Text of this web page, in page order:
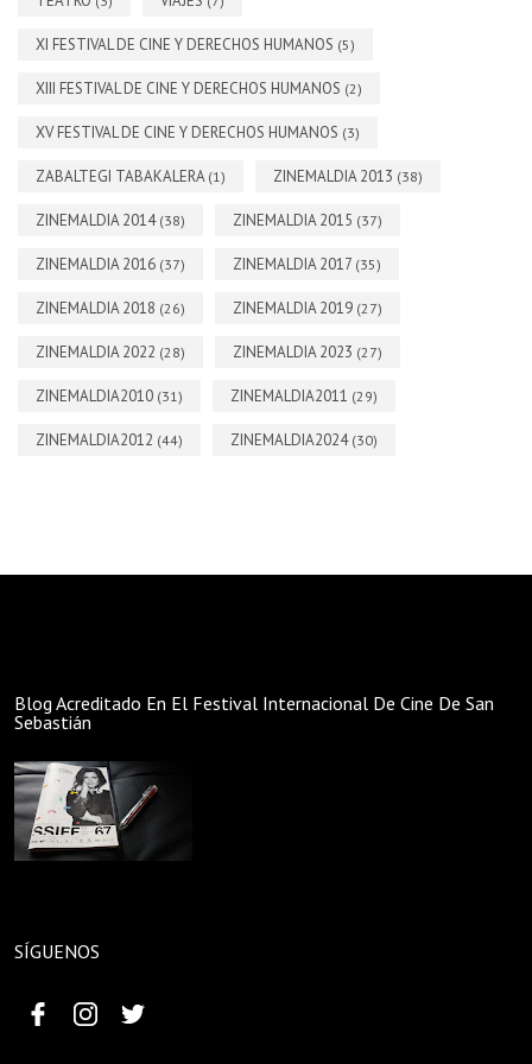
XI FESTIVAL DE CINE Y DERECHOS HUMANOS (5)
XIII FESTIVAL DE CINE Y DERECHOS HUMANOS (2)
XV FESTIVAL DE CINE Y DERECHOS HUMANOS (3)
ZABALTEGI TABAKALERA (1) ZINEMALDIA 2013 (38)
ZINEMALDIA 2014 (38) ZINEMALDIA 2015 (37)
ZINEMALDIA 2016 (37) ZINEMALDIA 2017 (35)
ZINEMALDIA 2018 (26) ZINEMALDIA 2019 (27)
ZINEMALDIA 2022 (28) ZINEMALDIA 2023 (27)
ZINEMALDIA2010 (31) ZINEMALDIA2011 (29)
ZINEMALDIA2012 (44) ZINEMALDIA2024 (30)
Blog Acreditado En El Festival Internacional De Cine De San
Sebastián
SÍGUENOS